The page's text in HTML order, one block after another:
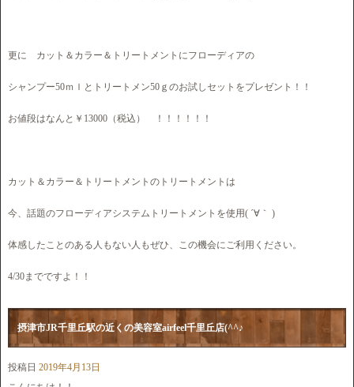
更に カット＆カラー＆トリートメントにフローディアの
シャンプー50ｍｌとトリートメン50ｇのお試しセットをプレゼント！！
お値段はなんと￥13000（税込） ！！！！！！
カット＆カラー＆トリートメントのトリートメントは
今、話題のフローディアシステムトリートメントを使用( ´∀｀ )
体感したことのある人もない人もぜひ、この機会にご利用ください。
4/30までですよ！！
摂津市JR千里丘駅の近くの美容室airfeel千里丘店(^^♪
投稿日 2019年4月13日